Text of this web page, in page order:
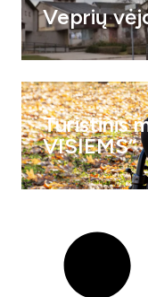
Veprių
Turistinis
VISIEMS“